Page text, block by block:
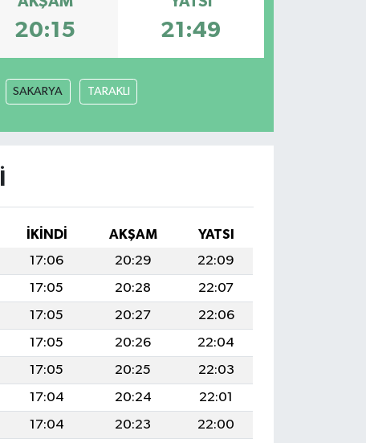
20:15 21:49
SAKARYA TARAKLI
İKINDI AKŞAM
YATSI
17:06 20:29
22:09
17:05 20:28
22:07
17:05 20:27
22:06
17:05 20:26
22:04
17:05 20:25
22:03
17:04 20:24
22:01
17:04 20:23
22:00